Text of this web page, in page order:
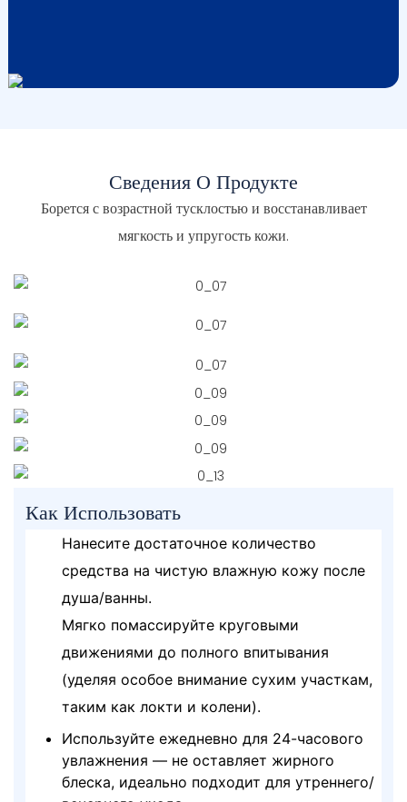
Сведения О Продукте
Борется с возрастной тусклостью и восстанавливает
мягкость и упругость кожи.
Как Использовать
Нанесите достаточное количество
средства на чистую влажную кожу после
душа/ванны.
Мягко помассируйте круговыми
движениями до полного впитывания
(уделяя особое внимание сухим участкам,
таким как локти и колени).
Используйте ежедневно для 24-часового
увлажнения — не оставляет жирного
блеска, идеально подходит для утреннего/